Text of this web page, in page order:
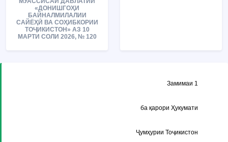
«ДОНИШГОҲИ
БАЙНАЛМИЛАЛИИ
САЙЁҲӢ ВА СОҲИБКОРИИ
ТОҶИКИСТОН» АЗ 10
МАРТИ СОЛИ 2026, № 120
Замимаи 1
ба қарори Ҳукумати
Ҷумҳурии Тоҷикистон